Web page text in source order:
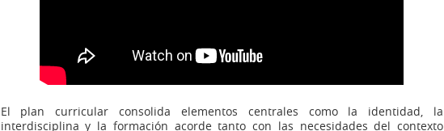
El plan curricular consolida elementos centrales como la identidad, la
interdisciplina y la formación acorde tanto con las necesidades del contexto